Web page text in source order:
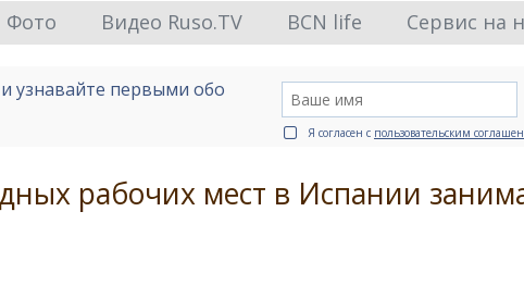
Фото Видео Ruso.TV BCN life Сервис на
узнавайте первыми обо
Я согласен с пользовательским
рабочих мест в Испании